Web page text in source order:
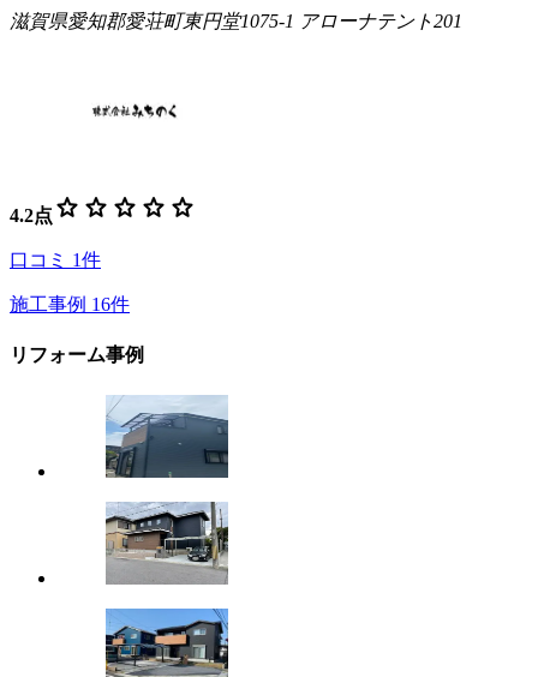
滋賀県愛知郡愛荘町東円堂1075-1 アローナテント201
4.2点 star star star star star
口コミ 1件
施工事例 16件
リフォーム事例